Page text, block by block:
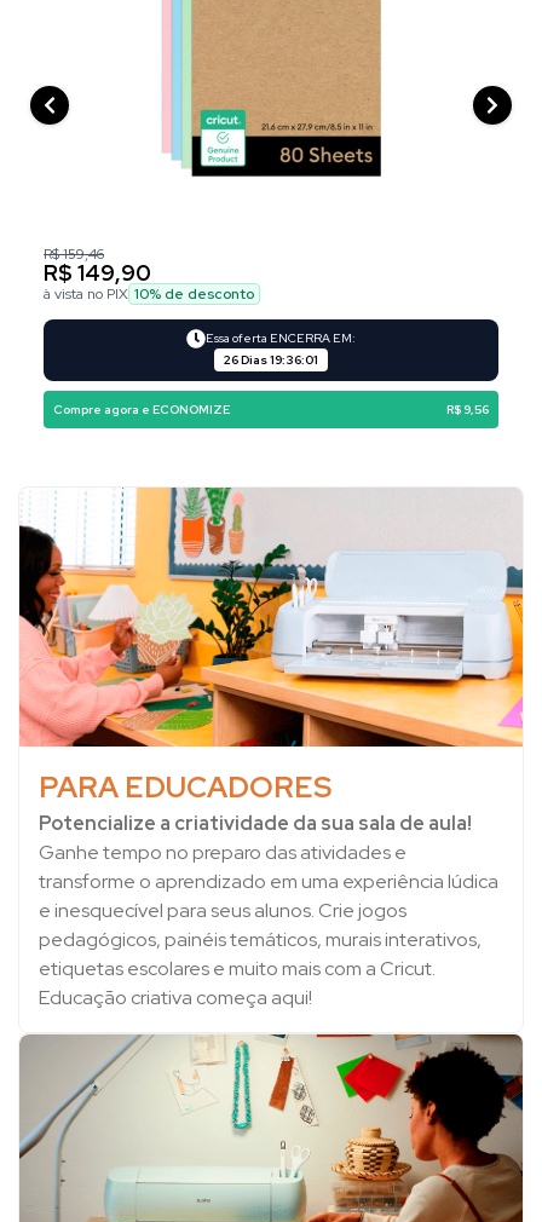
R$ 159,46
R$ 149,90
à vista no PIX 10% de desconto
Essa oferta ENCERRA EM:
26 Dias 19:36:00
Compre agora e ECONOMIZE R$ 9,56
PARA EDUCADORES
Potencialize a criatividade da sua sala de aula!
Ganhe tempo no preparo das atividades e
transforme o aprendizado em uma experiência lúdica
e inesquecível para seus alunos. Crie jogos
pedagógicos, painéis temáticos, murais interativos,
etiquetas escolares e muito mais com a Cricut.
Educação criativa começa aqui!